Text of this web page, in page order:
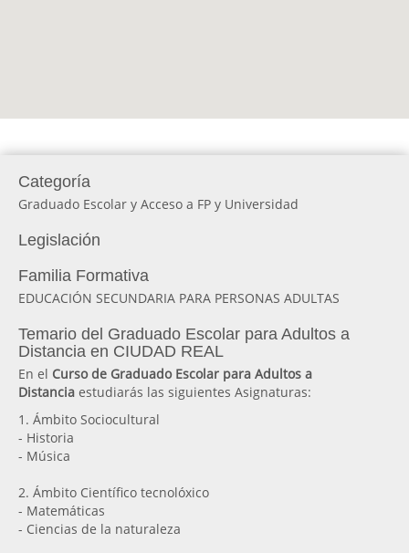
Categoría
Graduado Escolar y Acceso a FP y Universidad
Legislación
Familia Formativa
EDUCACIÓN SECUNDARIA PARA PERSONAS ADULTAS
Temario del Graduado Escolar para Adultos a
Distancia en CIUDAD REAL
En el Curso de Graduado Escolar para Adultos a
Distancia estudiarás las siguientes Asignaturas:
1. Ámbito Sociocultural
- Historia
- Música
2. Ámbito Científico tecnolóxico
- Matemáticas
- Ciencias de la naturaleza